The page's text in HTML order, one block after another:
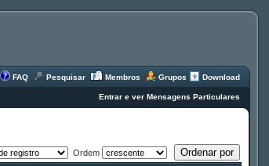
FAQ Pesquisar Membros Grupos Download
Entrar e ver Mensagens Particulares
Ordem